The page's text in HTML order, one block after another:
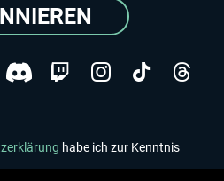
habe ich zur Kenntnis